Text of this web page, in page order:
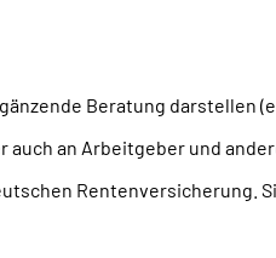
Beratung darstellen
an Arbeitgeber und
Rentenversicherung.